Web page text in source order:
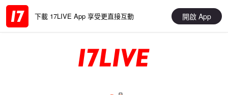
下載 17LIVE App 享受更直接互動 開啟 App